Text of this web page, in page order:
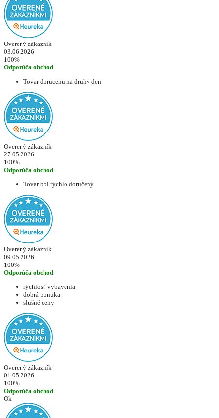
Overený zákazník
03.06.2026
100%
Odporúča obchod
Tovar dorucenu na druhy den
Overený zákazník
27.05.2026
100%
Odporúča obchod
Tovar bol rýchlo doručený
Overený zákazník
09.05.2026
100%
Odporúča obchod
rýchlosť vybavenia
dobrá ponuka
slušné ceny
Overený zákazník
01.05.2026
100%
Odporúča obchod
Ok